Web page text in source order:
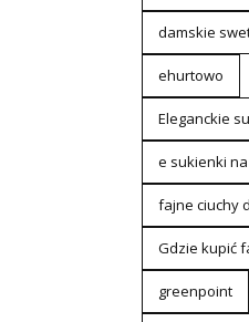
damskie
ehurtowo
Eleganckie
e sukienki
fajne ciuchy
Gdzie kupić
greenpoint